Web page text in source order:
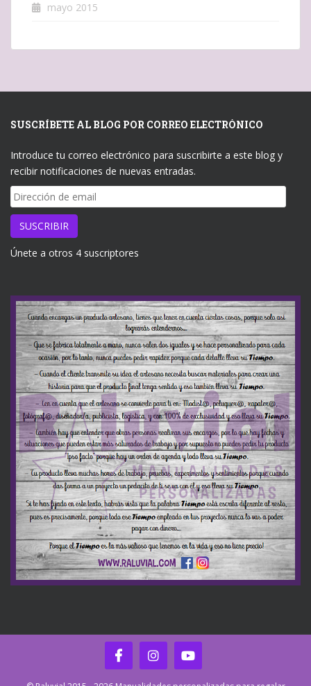
mayo 2015
SUSCRÍBETE AL BLOG POR CORREO ELECTRÓNICO
Introduce tu correo electrónico para suscribirte a este blog y
recibir notificaciones de nuevas entradas.
Dirección
de
email
SUSCRIBIR
Únete a otros 4 suscriptores